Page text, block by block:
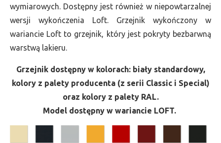
wymiarowych. Dostępny jest również w niepowtarzalnej
wersji wykończenia Loft. Grzejnik wykończony w
wariancie Loft to grzejnik, który jest pokryty bezbarwną
warstwą lakieru.
Grzejnik dostępny w kolorach: biały standardowy,
kolory z palety producenta (z serii Classic i Special)
oraz kolory z palety RAL.
Model dostępny w wariancie LOFT.